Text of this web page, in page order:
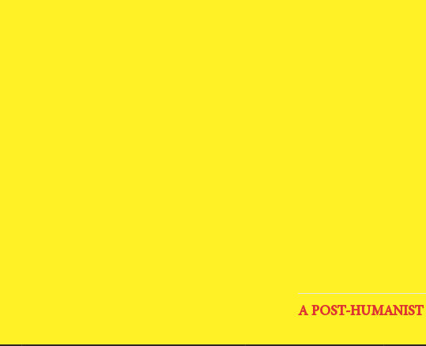
A POST-